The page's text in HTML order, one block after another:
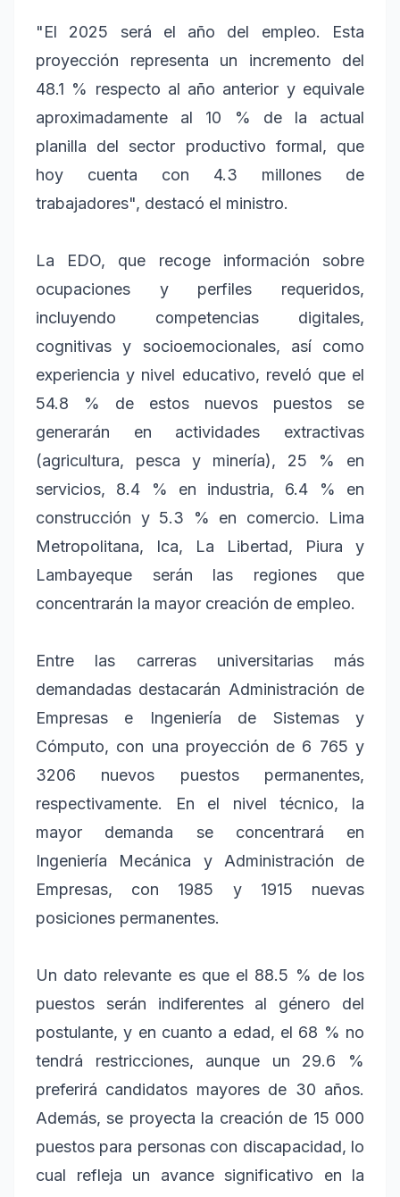
"El 2025 será el año del empleo. Esta
proyección representa un incremento del
48.1 % respecto al año anterior y equivale
aproximadamente al 10 % de la actual
planilla del sector productivo formal, que
hoy cuenta con 4.3 millones de
trabajadores", destacó el ministro.
La EDO, que recoge información sobre
ocupaciones y perfiles requeridos,
incluyendo competencias digitales,
cognitivas y socioemocionales, así como
experiencia y nivel educativo, reveló que el
54.8 % de estos nuevos puestos se
generarán en actividades extractivas
(agricultura, pesca y minería), 25 % en
servicios, 8.4 % en industria, 6.4 % en
construcción y 5.3 % en comercio. Lima
Metropolitana, Ica, La Libertad, Piura y
Lambayeque serán las regiones que
concentrarán la mayor creación de empleo.
Entre las carreras universitarias más
demandadas destacarán Administración de
Empresas e Ingeniería de Sistemas y
Cómputo, con una proyección de 6 765 y
3206 nuevos puestos permanentes,
respectivamente. En el nivel técnico, la
mayor demanda se concentrará en
Ingeniería Mecánica y Administración de
Empresas, con 1985 y 1915 nuevas
posiciones permanentes.
Un dato relevante es que el 88.5 % de los
puestos serán indiferentes al género del
postulante, y en cuanto a edad, el 68 % no
tendrá restricciones, aunque un 29.6 %
preferirá candidatos mayores de 30 años.
Además, se proyecta la creación de 15 000
puestos para personas con discapacidad, lo
cual refleja un avance significativo en la